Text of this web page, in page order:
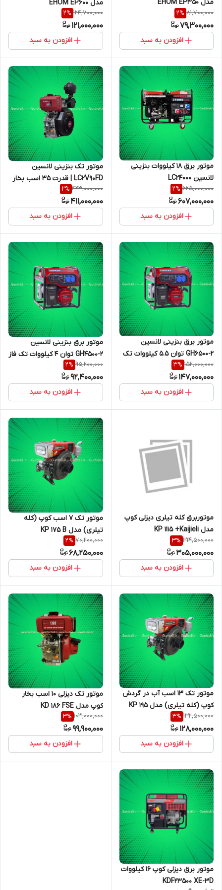
مدل EHOM EP350
81,700,000
2%
79,300,000
افزودن به سبد
مدل EHOM EP600
124,700,000
2%
121,000,000
افزودن به سبد
موتور برق 18 کیلووات بنزینی
لانسین LC24000
625,000,000
2%
607,000,000
افزودن به سبد
موتور تک بنزینی لانسین
LC2V90FD | قدرت ۳۵ اسب بخار
423,000,000
2%
411,000,000
افزودن به سبد
موتور برق بنزینی لانسین
GH6500-2 توان 5.5 کیلووات تک
فاز
152,000,000
3%
147,000,000
افزودن به سبد
موتور برق بنزینی لانسین
GH4500-2 توان 4 کیلووات تک فاز
95,200,000
2%
92,400,000
افزودن به سبد
موتوربرق کله تیلری دیزلی کوپ
مدل KP 1115 +Kaijieli
314,500,000
3%
305,000,000
افزودن به سبد
موتور تک 7 اسب کوپ (کله
تیلری) مدل KP 175 B
70,200,000
2%
68,250,000
افزودن به سبد
موتور تک 13 اسب آب در گردش
کوپ (کله تیلری) مدل KP 195
NM
132,500,000
3%
128,000,000
افزودن به سبد
موتور تک دیزلی 10 اسب بخار
کوپ مدل KD 186 FSE
103,000,000
3%
99,900,000
افزودن به سبد
موتور برق دیزلی کوپ 16 کیلووات
KDF23500 XE-3D